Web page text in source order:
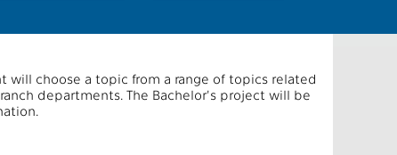
choose a topic from a range of topics related
departments. The Bachelor's project will be